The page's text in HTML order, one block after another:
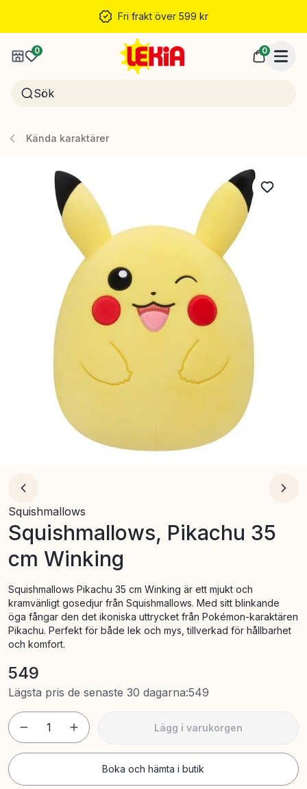
Fri frakt över 599 kr
0 0
Kända karaktärer
Squishmallows
Squishmallows, Pikachu 35
cm Winking
Squishmallows Pikachu 35 cm Winking är ett mjukt och
kramvänligt gosedjur från Squishmallows. Med sitt blinkande
öga fångar den det ikoniska uttrycket från Pokémon-karaktären
Pikachu. Perfekt för både lek och mys, tillverkad för hållbarhet
och komfort.
549
Lägsta pris de senaste 30 dagarna:549
1 Lägg i varukorgen
Boka och hämta i butik